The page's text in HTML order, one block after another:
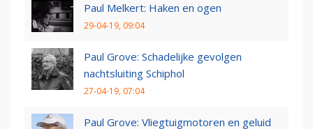
Paul Melkert: Haken en ogen
29-04-19, 09:04
Paul Grove: Schadelijke gevolgen
nachtsluiting Schiphol
27-04-19, 07:04
Paul Grove: Vliegtuigmotoren en geluid